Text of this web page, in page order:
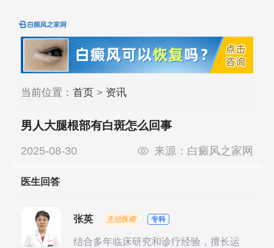
当前位置： 首页> 资讯
男人大腿根部有白斑怎么回事
2025-08-30 来源： 白癜风之家网
医生回答
张英 主治医师 专科
结合多年临床研究和诊疗经验，擅长运